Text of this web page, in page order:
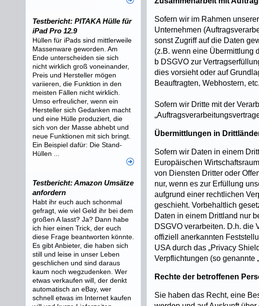
Sofern wir im Rahmen
Unternehmen
sonst Zugriff auf die Daten
(z.B. wenn eine Übermittlung
b DSGVO zur
dies vorsieht oder auf
Beauftragten, Webhostern,
Sofern wir Dritte mit der
Übermittlungen in
Sofern wir Daten in einem
Europäischen
von Diensten Dritter oder
nur, wenn es zur Erfüllung
aufgrund einer rechtlichen
geschieht. Vorbehaltlich
Daten in einem Drittland nur
DSGVO verarbeiten. D.h. die
offiziell anerkannten
USA durch das „Privacy
Verpflichtungen (so genannte
Rechte der betroffenen
Sie haben das Recht, eine
Testbericht: PITAKA Hülle für
iPad Pro 12.9
Hüllen für iPads sind mittlerweile
Massenware geworden. Am
Ende unterscheiden sie sich
nicht wirklich groß voneinander,
Preis und Hersteller mögen
variieren, die Funktion in den
meisten Fällen nicht wirklich.
Umso erfreulicher, wenn ein
Hersteller sich Gedanken macht
und eine Hülle produziert, die
sich von der Masse abhebt und
neue Funktionen mit sich bringt.
Ein Beispiel dafür: Die Stand-
Hüllen ...
Testbericht: Amazon Umsätze
anfordern
Habt ihr euch auch schonmal
gefragt, wie viel Geld ihr bei dem
großen A lasst? Ja? Dann habe
ich hier einen Trick, der euch
diese Frage beantworten könnte.
Es gibt Anbieter, die haben sich
still und leise in unser Leben
geschlichen und sind daraus
kaum noch wegzudenken. Wer
etwas verkaufen will, der denkt
automatisch an eBay, wer
schnell etwas im Internet kaufen